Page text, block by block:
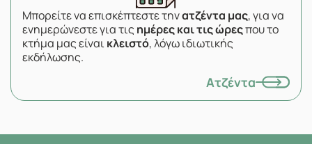
Μπορείτε να επισκέπτεστε τηνατζέντα μας, για να
ενημερώνεστε για τιςημέρες και τις ώρεςπου το
κτήμα μας είναικλειστό, λόγω ιδιωτικής
εκδήλωσης.
Ατζέντα